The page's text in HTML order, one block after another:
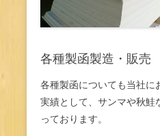
各種製函製造・販売
各種製函についても当社に
実績として、サンマや秋鮭
っております。